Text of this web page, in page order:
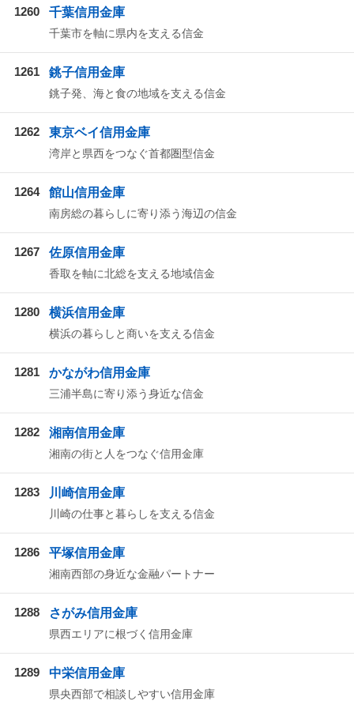
1260 千葉信用金庫
千葉市を軸に県内を支える信金
1261 銚子信用金庫
銚子発、海と食の地域を支える信金
1262 東京ベイ信用金庫
湾岸と県西をつなぐ首都圏型信金
1264 館山信用金庫
南房総の暮らしに寄り添う海辺の信金
1267 佐原信用金庫
香取を軸に北総を支える地域信金
1280 横浜信用金庫
横浜の暮らしと商いを支える信金
1281 かながわ信用金庫
三浦半島に寄り添う身近な信金
1282 湘南信用金庫
湘南の街と人をつなぐ信用金庫
1283 川崎信用金庫
川崎の仕事と暮らしを支える信金
1286 平塚信用金庫
湘南西部の身近な金融パートナー
1288 さがみ信用金庫
県西エリアに根づく信用金庫
1289 中栄信用金庫
県央西部で相談しやすい信用金庫